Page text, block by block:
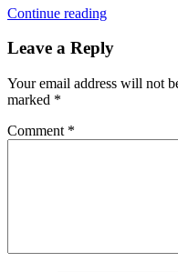
Continue reading
Leave a Reply
Your email address will not
marked *
Comment *